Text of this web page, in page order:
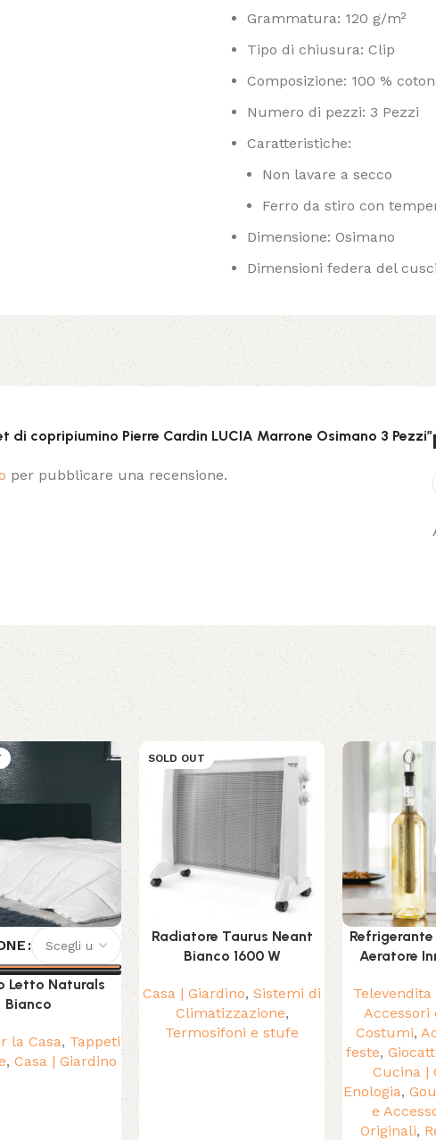
Grammatura: 120 g/m²
Tipo di chiusura: Clip
Composizione: 100 %
Numero di pezzi: 3 Pezzi
Caratteristiche:
Non lavare a secco
Ferro da stiro con
Dimensione: Osimano
Dimensioni federa del
di copripiumino Pierre Cardin LUCIA Marrone Osimano 3 Pezzi”
per pubblicare una recensione.
Letto Naturals
Bianco
la Casa, Tappeti
, Casa | Giardino
SOLD OUT
Radiatore Taurus Neant
Bianco 1600 W
Casa | Giardino, Sistemi di
Climatizzazione,
Termosifoni e stufe
Aeratore
Televendita
Accessori
Costumi,
feste,
Cucina |
Enologia,
e
Originali,